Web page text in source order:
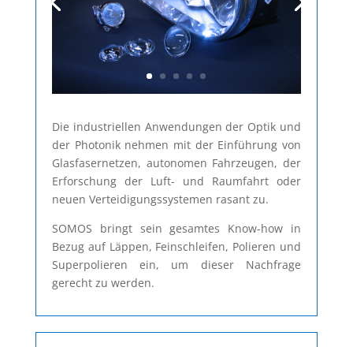
Die industriellen Anwendungen der Optik und
der Photonik nehmen mit der Einführung von
Glasfasernetzen, autonomen Fahrzeugen, der
Erforschung der Luft- und Raumfahrt oder
neuen Verteidigungssystemen rasant zu.
SOMOS bringt sein gesamtes Know-how in
Bezug auf Läppen, Feinschleifen, Polieren und
Superpolieren ein, um dieser Nachfrage
gerecht zu werden.